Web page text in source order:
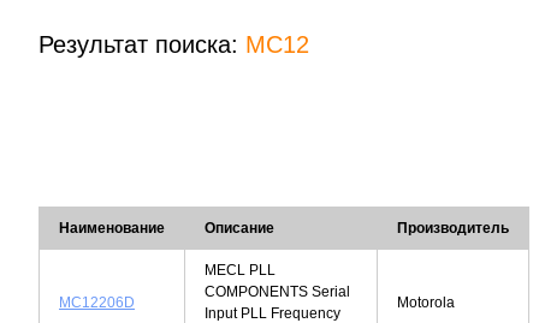
Результат поиска: MC12
Наименование Описание Производитель
MC12206D
MECL PLL
COMPONENTS Serial
Input PLL Frequency
Motorola